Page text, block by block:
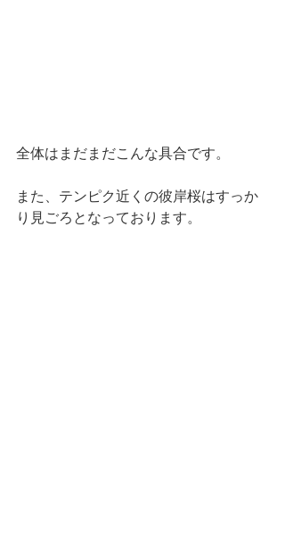
全体はまだまだこんな具合です。
また、テンピク近くの彼岸桜はすっか
り見ごろとなっております。